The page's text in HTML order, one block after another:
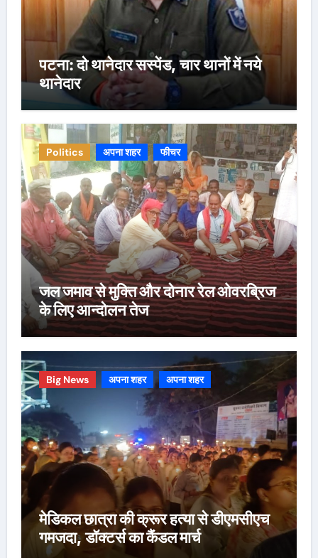
पटना: दो थानेदार सस्पेंड, चार थानों में नये
थानेदार
Politics अपना शहर फीचर
जल जमाव से मुक्ति और दोनार रेल ओवरब्रिज
के लिए आन्दोलन तेज
Big News अपना शहर अपना शहर
मेडिकल छात्रा की क्रूर हत्या से डीएमसीएच
गमजदा, डॉक्टर्स का कैंडल मार्च